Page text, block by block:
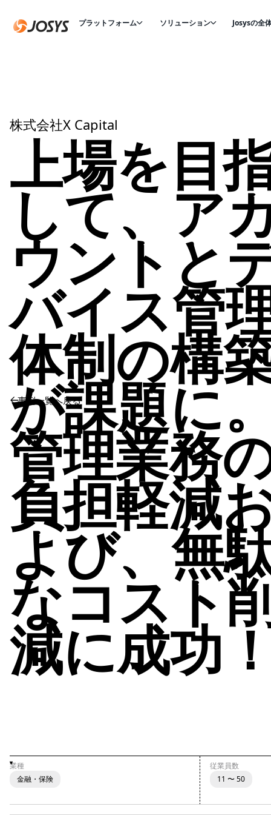
プラットフォーム ソリューション Josysの全
事例一覧へ戻る
株式会社X Capital
上場を目
して、ア
ウントと
バイス管
体制の構
が課題に。
管理業務
負担軽減
よび、無
なコスト
減に成功！
業種
金融・保険
従業員数
11 〜 50